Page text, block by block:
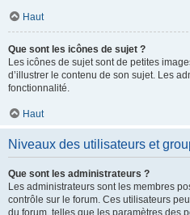
Haut
Que sont les icônes de sujet ?
Les icônes de sujet sont de petites
d’illustrer le contenu de son sujet. Les
fonctionnalité.
Haut
Niveaux des utilisateurs et
Que sont les administrateurs ?
Les administrateurs sont les membres
contrôle sur le forum. Ces utilisateurs
du forum, telles que les paramètres des